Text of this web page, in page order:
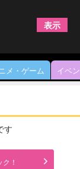
メ・ゲーム イベ
す
！
表示